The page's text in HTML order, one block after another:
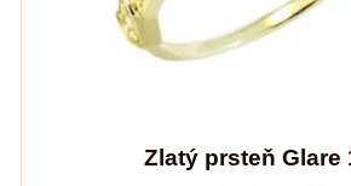
Zlatý prsteň Glare